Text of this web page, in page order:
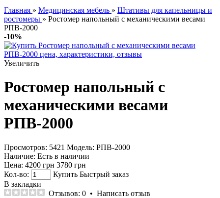
Главная » Медицинская мебель » Штативы для капельницы и
ростомеры » Ростомер напольный с механическими весами
РПВ-2000
-10%
Увеличить
Ростомер напольный с
механическими весами
РПВ-2000
Просмотров: 5421 Модель: РПВ-2000
Наличие: Есть в наличии
Цена: 4200 грн 3780 грн
Кол-во:
Купить Быстрый заказ
В закладки
Отзывов: 0 • Написать отзыв